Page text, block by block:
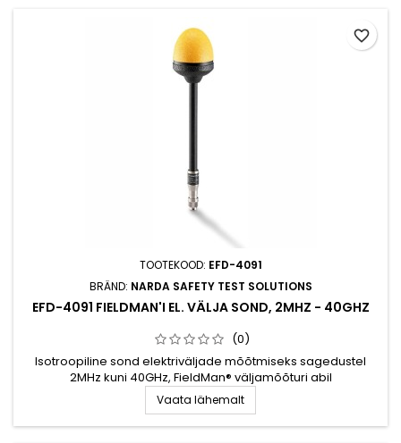
TOOTEKOOD: EFD-4091
BRÄND: NARDA SAFETY TEST SOLUTIONS
EFD-4091 FIELDMAN'I EL. VÄLJA SOND, 2MHZ - 40GHZ
(0)
Isotroopiline sond elektriväljade mõõtmiseks sagedustel
2MHz kuni 40GHz, FieldMan® väljamõõturi abil
Vaata lähemalt
favorite_border